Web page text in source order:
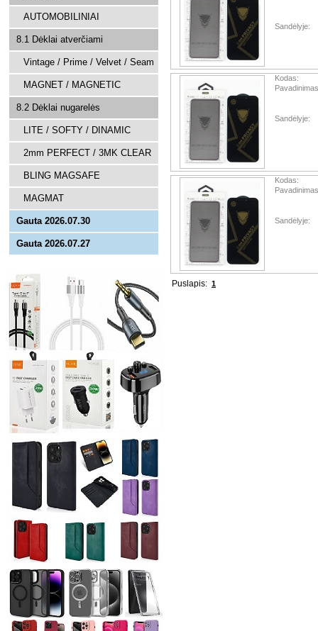
AUTOMOBILINIAI
8.1 Dėklai atverčiami
Vintage / Prime / Velvet / Seam
MAGNET / MAGNETIC
8.2 Dėklai nugarelės
LITE / SOFTY / DINAMIC
2mm PERFECT / 3MK CLEAR
BLING MAGSAFE
MAGMAT
Gauta 2026.07.30
Gauta 2026.07.27
Sandėlyje:
Kodas:
Sandėlyje:
Kodas:
Sandėlyje:
Puslapis: 1